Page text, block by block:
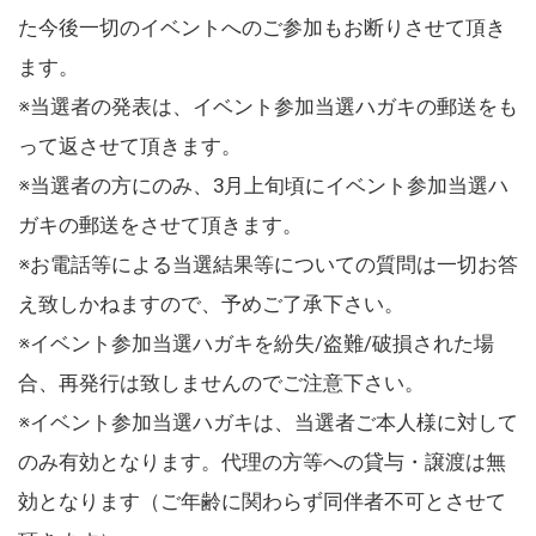
た今後一切のイベントへのご参加もお断りさせて頂き
ます。
※当選者の発表は、イベント参加当選ハガキの郵送をも
って返させて頂きます。
※当選者の方にのみ、3月上旬頃にイベント参加当選ハ
ガキの郵送をさせて頂きます。
※お電話等による当選結果等についての質問は一切お答
え致しかねますので、予めご了承下さい。
※イベント参加当選ハガキを紛失/盗難/破損された場
合、再発行は致しませんのでご注意下さい。
※イベント参加当選ハガキは、当選者ご本人様に対して
のみ有効となります。代理の方等への貸与・譲渡は無
効となります（ご年齢に関わらず同伴者不可とさせて